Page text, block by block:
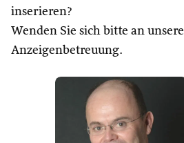
inserieren?
Wenden Sie sich bitte an unsere
Anzeigenbetreuung.